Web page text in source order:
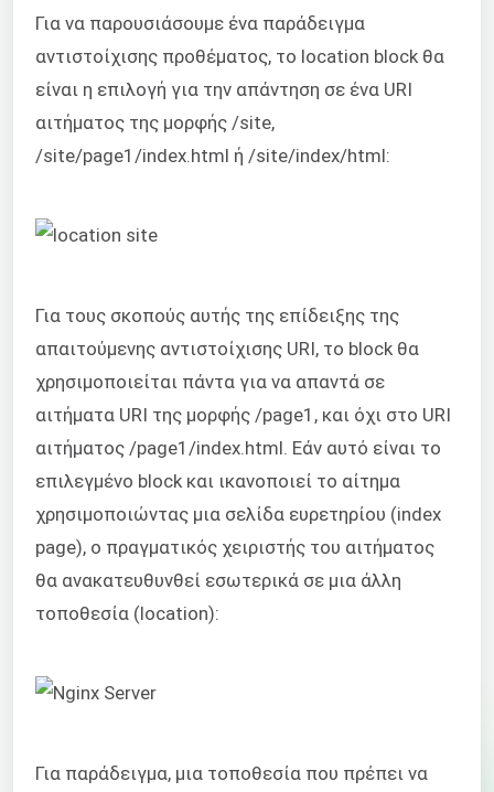
Για να παρουσιάσουμε ένα παράδειγμα
αντιστοίχισης προθέματος, το location block θα
είναι η επιλογή για την απάντηση σε ένα URI
αιτήματος της μορφής /site,
/site/page1/index.html ή /site/index/html:
Για τους σκοπούς αυτής της επίδειξης της
απαιτούμενης αντιστοίχισης URI, το block θα
χρησιμοποιείται πάντα για να απαντά σε
αιτήματα URI της μορφής /page1, και όχι στο URI
αιτήματος /page1/index.html. Εάν αυτό είναι το
επιλεγμένο block και ικανοποιεί το αίτημα
χρησιμοποιώντας μια σελίδα ευρετηρίου (index
page), ο πραγματικός χειριστής του αιτήματος
θα ανακατευθυνθεί εσωτερικά σε μια άλλη
τοποθεσία (location):
Για παράδειγμα, μια τοποθεσία που πρέπει να